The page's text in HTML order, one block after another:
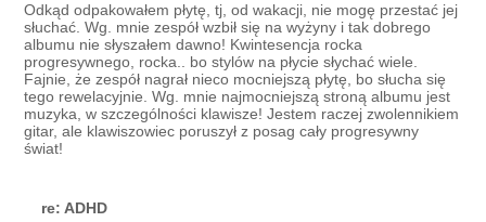
Odkąd odpakowałem płytę, tj, od wakacji, nie mogę przestać jej
słuchać. Wg. mnie zespół wzbił się na wyżyny i tak dobrego
albumu nie słyszałem dawno! Kwintesencja rocka
progresywnego, rocka.. bo stylów na płycie słychać wiele.
Fajnie, że zespół nagrał nieco mocniejszą płytę, bo słucha się
tego rewelacyjnie. Wg. mnie najmocniejszą stroną albumu jest
muzyka, w szczególności klawisze! Jestem raczej zwolennikiem
gitar, ale klawiszowiec poruszył z posag cały progresywny
świat!
re: ADHD